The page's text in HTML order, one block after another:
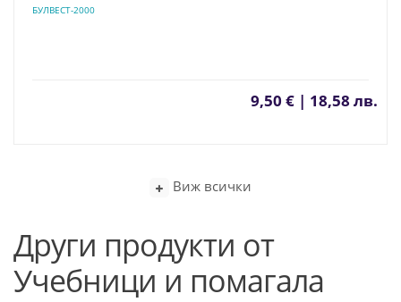
БУЛВЕСТ-2000
9,50 € | 18,58 лв.
Виж всички
Други продукти от
Учебници и помагала